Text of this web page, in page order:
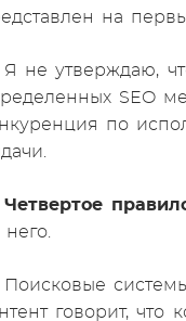
на
Я не утверждаю,
SEO
по
Четвертое
него.
Поисковые
говорит, что